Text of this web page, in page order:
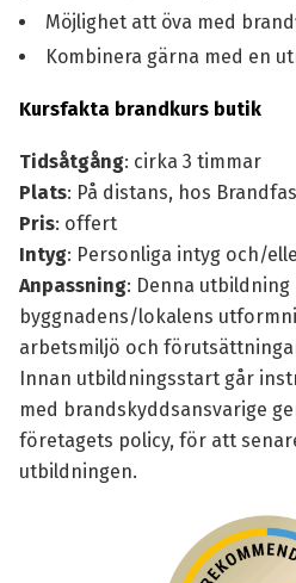
Möjlighet att öva med
Kombinera gärna med en
Kursfakta brandkurs butik
Tidsåtgång: cirka 3 timmar
Plats: På distans, hos
Pris: offert
Intyg: Personliga intyg och/
Anpassning: Denna
byggnadens/lokalens
arbetsmiljö och
Innan utbildningsstart går
med brandskyddsansvarige
företagets policy, för att
utbildningen.